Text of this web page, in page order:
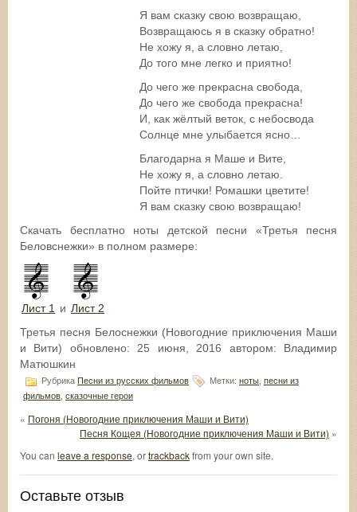
Я вам сказку свою возвращаю,
Возвращаюсь я в сказку обратно!
Не хожу я, а словно летаю,
До того мне легко и приятно!
До чего же прекрасна свобода,
До чего же свобода прекрасна!
И, как жёлтый веток, с небосвода
Солнце мне улыбается ясно…
Благодарна я Маше и Вите,
Не хожу я, а словно летаю.
Пойте птички! Ромашки цветите!
Я вам сказку свою возвращаю!
Скачать бесплатно ноты детской песни «Третья песня
Беловснежки» в полном размере:
Лист 1 и Лист 2
Третья песня Белоснежки (Новогодние приключения Маши
и Вити) обновлено: 25 июня, 2016 автором: Владимир
Матюшкин
Рубрика Песни из русских фильмов Метки: ноты песни из
фильмов сказочные герои
« Погоня (Новогодние приключения Маши и Вити)
Песня Кощея (Новогодние приключения Маши и Вити) »
You can leave a response, ortrackbackfrom your own site.
Оставьте отзыв